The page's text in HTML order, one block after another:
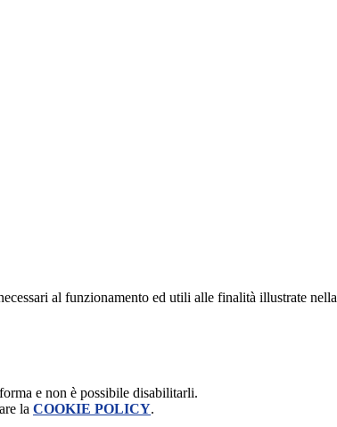
al funzionamento ed utili alle finalità illustrate nella
e non è possibile disabilitarli.
la COOKIE POLICY.